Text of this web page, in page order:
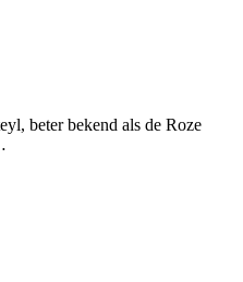
beter bekend als de Roze